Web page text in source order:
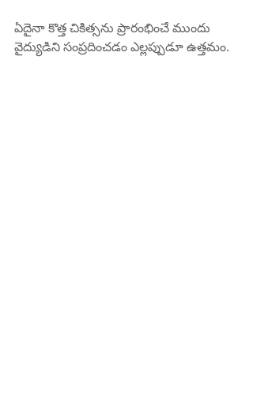
ఏదైనా కొత్త చికిత్సను ప్రారంభించే ముందు
వైద్యుడిని సంప్రదించడం ఎల్లప్పుడూ ఉత్తమం.